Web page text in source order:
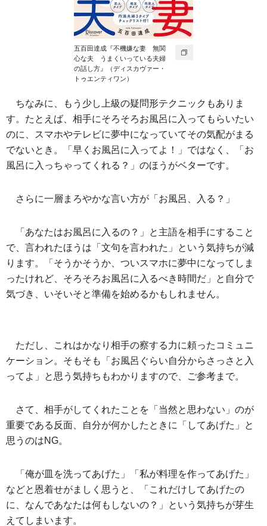
五百田達成『不機嫌な妻 無関
心な夫 うまくいっている夫婦
の話し方』（ディスカヴァー・
トゥエンティワン）
ちなみに、もう少し上級の疑問形テクニックもありま
す。たとえば、相手にそろそろお風呂に入ってもらいたい
のに、スマホやテレビに夢中になっていてその気配がまる
でないとき。「早くお風呂に入ってよ！」ではなく、「お
風呂に入っちゃってくれる？」のほうがベターです。
さらに一層まろやかな言い方が「お風呂、入る？」
「あなたはお風呂に入るの？」と主語を相手にすること
で、言われたほうは「文句を言われた」という気持ちが減
ります。「そうかそうか、ついスマホに夢中になってしま
ったけれど、そろそろお風呂に入るべき時間だ」と自分で
気づき、いそいそと準備を始めるかもしれません。
ただし、これはかなり相手の察する力に頼ったコミュニ
ケーション。そもそも「お風呂ぐらい自分からさっさと入
ってよ」と思う気持ちもわかりますので、ご参考まで。
さて、相手がしてくれたことを「当然と思わない」のが
重要である反面、自分が何かしたときに「してあげた」と
思うのはNG。
「俺が皿を洗ってあげた」「私が料理を作ってあげた」
などと恩着せがましく思うと、「これだけしてあげたの
に、なんであなたは何もしないの？」という気持ちが芽生
えてしまいます。